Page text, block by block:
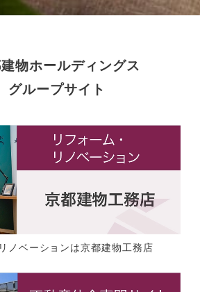
物ホールディングス
グループサイト
ノベーションは京都建物工務店